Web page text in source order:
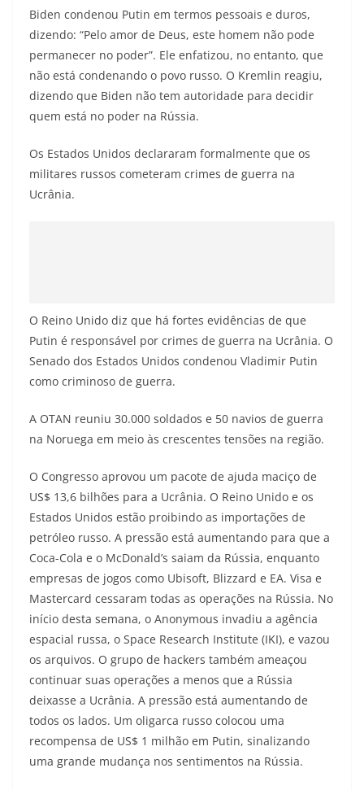
Biden condenou Putin em termos pessoais e duros,
dizendo: “Pelo amor de Deus, este homem não pode
permanecer no poder”. Ele enfatizou, no entanto, que
não está condenando o povo russo. O Kremlin reagiu,
dizendo que Biden não tem autoridade para decidir
quem está no poder na Rússia.
Os Estados Unidos declararam formalmente que os
militares russos cometeram crimes de guerra na
Ucrânia.
O Reino Unido diz que há fortes evidências de que
Putin é responsável por crimes de guerra na Ucrânia. O
Senado dos Estados Unidos condenou Vladimir Putin
como criminoso de guerra.
A OTAN reuniu 30.000 soldados e 50 navios de guerra
na Noruega em meio às crescentes tensões na região.
O Congresso aprovou um pacote de ajuda maciço de
US$ 13,6 bilhões para a Ucrânia. O Reino Unido e os
Estados Unidos estão proibindo as importações de
petróleo russo. A pressão está aumentando para que a
Coca-Cola e o McDonald’s saiam da Rússia, enquanto
empresas de jogos como Ubisoft, Blizzard e EA. Visa e
Mastercard cessaram todas as operações na Rússia. No
início desta semana, o Anonymous invadiu a agência
espacial russa, o Space Research Institute (IKI), e vazou
os arquivos. O grupo de hackers também ameaçou
continuar suas operações a menos que a Rússia
deixasse a Ucrânia. A pressão está aumentando de
todos os lados. Um oligarca russo colocou uma
recompensa de US$ 1 milhão em Putin, sinalizando
uma grande mudança nos sentimentos na Rússia.